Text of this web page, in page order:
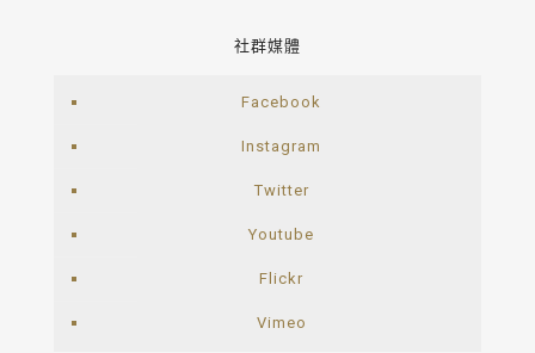
社群媒體
Facebook
Instagram
Twitter
Youtube
Flickr
Vimeo